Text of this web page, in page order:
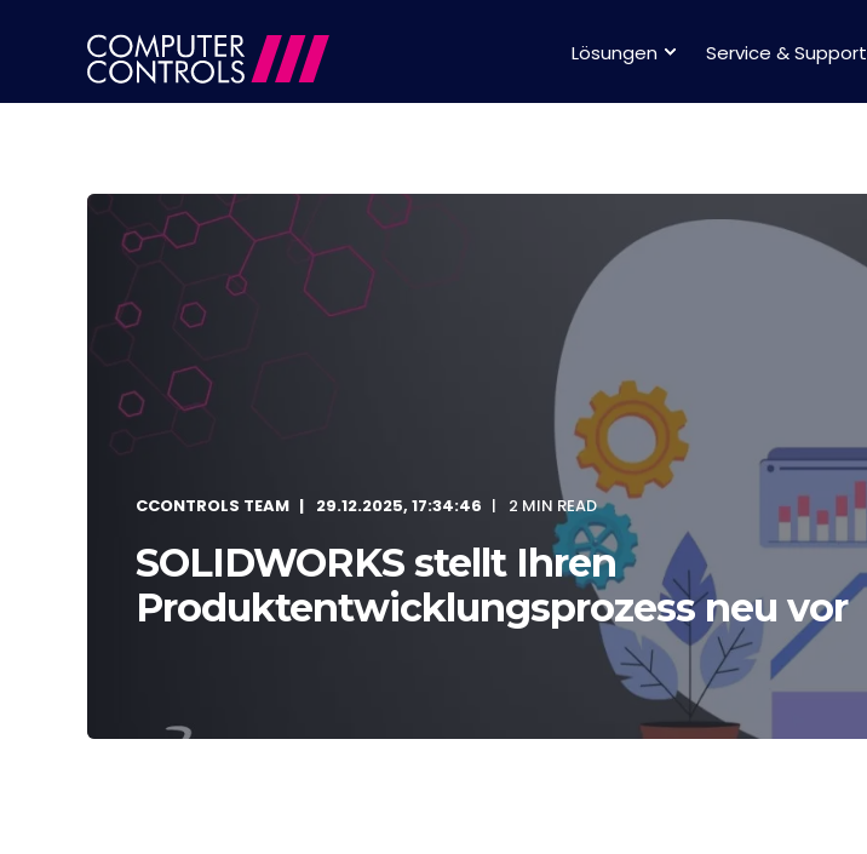
Lösungen Service & Support
CCONTROLS TEAM 29.12.2025, 17:34:46 2 MIN READ
SOLIDWORKS stellt Ihren
Produktentwicklungsprozess neu vor